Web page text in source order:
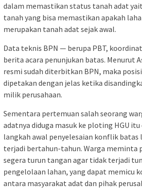
dalam memastikan status tanah adat
tanah yang bisa memastikan apakah
merupakan tanah adat sejak awal.
Data teknis BPN — berupa PBT,
berita acara penunjukan batas. Menurut
resmi sudah diterbitkan BPN, maka
dipetakan dengan jelas ketika
milik perusahaan.
Sementara pertemuan salah seorang
adatnya diduga masuk ke ploting HGU
langkah awal penyelesaian konflik batas
terjadi bertahun-tahun. Warga meminta
segera turun tangan agar tidak terjadi
pengelolaan lahan, yang dapat memicu
antara masyarakat adat dan pihak